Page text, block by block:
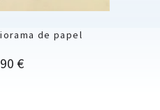
de papel
€